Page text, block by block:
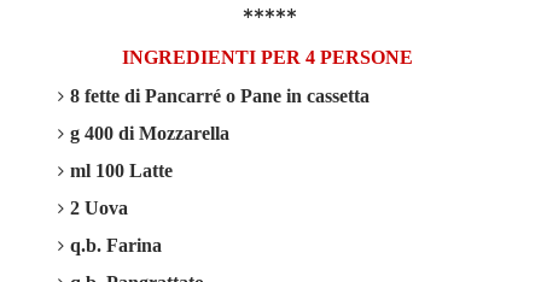
*****
INGREDIENTI PER 4 PERSONE
8 fette di Pancarré o Pane in cassetta
g 400 di Mozzarella
ml 100 Latte
2 Uova
q.b. Farina